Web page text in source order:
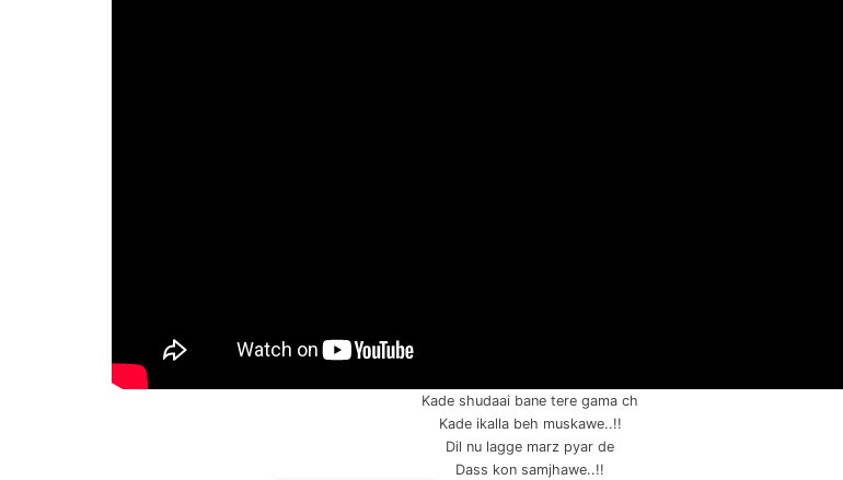
Kade shudaai bane tere gama ch
Kade ikalla beh muskawe..!!
Dil nu lagge marz pyar de
Dass kon samjhawe..!!